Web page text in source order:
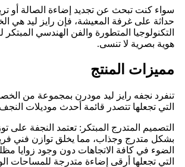
سواء كنت تبحث عن تجديد إضاءة الصالة أو
حداثة على غرفة المعيشة، فإن رايز ليد هي
التكنولوجيا المتطورة والفن الهندسي
هوية بصرية لا تنسى.
​مميزات المنتج
​تنفرد نجفه رايز ليد مودرن بمجموعة من
التي تجعلها تتصدر قائمة أحدث موديلات النجف 2026:
​التصميم المتدرج المبتكر: تعتمد النجفة على
بشكل متدرج وجذاب، مما يخلق توازن فني
الضوء في كافة الاتجاهات دون وجود زوايا
التي تجعلها أرقى إضاءة متدرجة للمساحات